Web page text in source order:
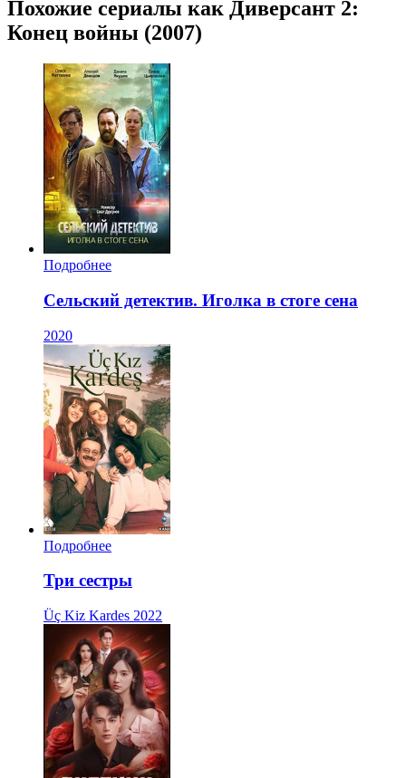
Похожие сериалы как Диверсант 2:
Конец войны (2007)
Подробнее
Сельский детектив. Иголка в стоге сена
2020
Подробнее
Три сестры
Üç Kiz Kardes 2022